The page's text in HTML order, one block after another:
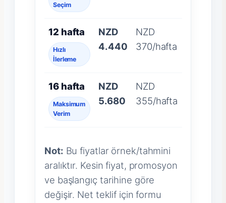
Seçim
12 hafta
Hızlı
İlerleme
NZD
4.440
NZD
370/hafta
16 hafta
Maksimum
Verim
NZD
5.680
NZD
355/hafta
Not: Bu fiyatlar örnek/tahmini
aralıktır. Kesin fiyat, promosyon
ve başlangıç tarihine göre
değişir. Net teklif için formu